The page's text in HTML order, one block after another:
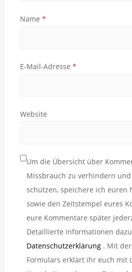
Name *
E-Mail-Adresse *
Website
Um die Übersicht über
Missbrauch zu verhindern
schützen, speichere ich euren
sowie den Zeitstempel eures
eure Kommentare später
Detaillierte Informationen
Datenschutzerklärung . Mit
Formulars erklärt ihr euch mit